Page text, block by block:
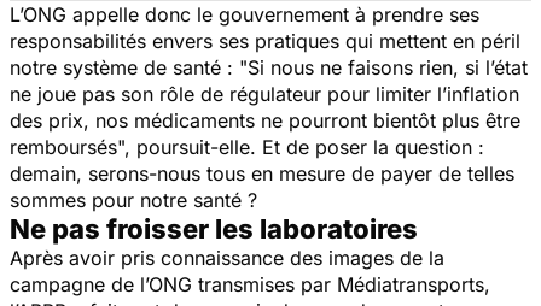
L’ONG appelle donc le gouvernement à prendre ses
responsabilités envers ses pratiques qui mettent en péril
notre système de santé : "Si nous ne faisons rien, si l’état
ne joue pas son rôle de régulateur pour limiter l’inflation
des prix, nos médicaments ne pourront bientôt plus être
remboursés", poursuit-elle. Et de poser la question :
demain, serons-nous tous en mesure de payer de telles
sommes pour notre santé ?
Ne pas froisser les laboratoires
Après avoir pris connaissance des images de la
campagne de l’ONG transmises par Médiatransports,